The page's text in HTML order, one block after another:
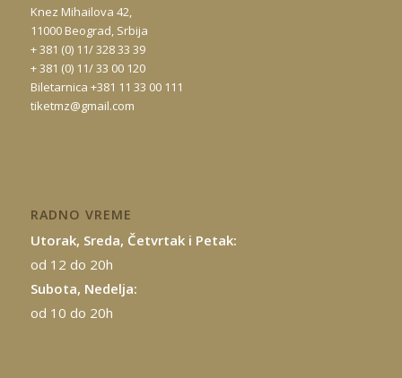
Knez Mihailova 42,
11000 Beograd, Srbija
+ 381 (0) 11/ 328 33 39
+ 381 (0) 11/ 33 00 120
Biletarnica +381 11 33 00 111
tiketmz@gmail.com
RADNO VREME
Utorak, Sreda, Četvrtak i Petak:
od 12 do 20h
Subota, Nedelja:
od 10 do 20h